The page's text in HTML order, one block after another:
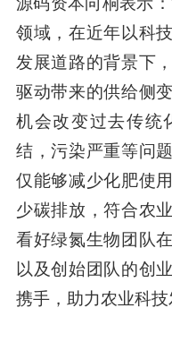
领域，在近年以科
发展道路的背景下
驱动带来的供给侧
机会改变过去传统
结，污染严重等问
仅能够减少化肥使
少碳排放，符合农
看好绿氮生物团队
以及创始团队的创
携手，助力农业科